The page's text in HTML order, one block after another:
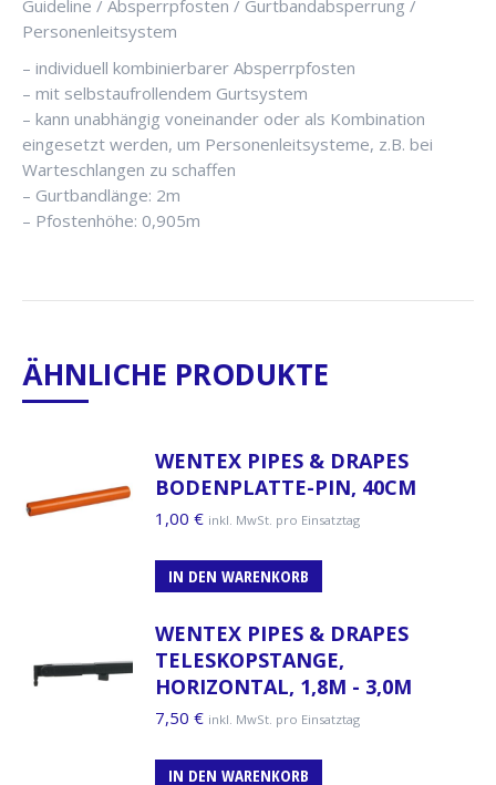
Guideline / Absperrpfosten / Gurtbandabsperrung /
Personenleitsystem
– individuell kombinierbarer Absperrpfosten
– mit selbstaufrollendem Gurtsystem
– kann unabhängig voneinander oder als Kombination
eingesetzt werden, um Personenleitsysteme, z.B. bei
Warteschlangen zu schaffen
– Gurtbandlänge: 2m
– Pfostenhöhe: 0,905m
ÄHNLICHE PRODUKTE
WENTEX PIPES & DRAPES
BODENPLATTE-PIN, 40CM
1,00 € inkl. MwSt. pro Einsatztag
IN DEN WARENKORB
WENTEX PIPES & DRAPES
TELESKOPSTANGE,
HORIZONTAL, 1,8M - 3,0M
7,50 € inkl. MwSt. pro Einsatztag
IN DEN WARENKORB